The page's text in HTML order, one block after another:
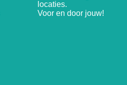
locaties.
Voor en door jouw!